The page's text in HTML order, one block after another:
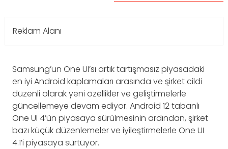
Reklam Alanı
Samsung’un One UI’sı artık tartışmasız piyasadaki
en iyi Android kaplamaları arasında ve şirket cildi
düzenli olarak yeni özellikler ve geliştirmelerle
güncellemeye devam ediyor. Android 12 tabanlı
One UI 4’ün piyasaya sürülmesinin ardından, şirket
bazı küçük düzenlemeler ve iyileştirmelerle One UI
4.1’i piyasaya sürtüyor.